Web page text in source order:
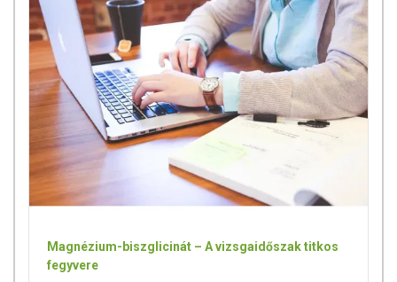
Magnézium-biszglicinát – A vizsgaidőszak titkos
fegyvere